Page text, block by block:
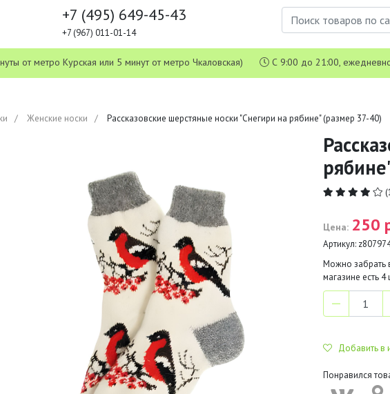
+7 (495) 649-45-43
+7 (967) 011-01-14
от метро Курская или 5 минут от метро Чкаловская) С 9:00 до 21:00,
Женские носки Рассказовские шерстяные носки "Снегири на рябине" (размер 37-40)
Цена: 250
Артикул:
Можно забрать
магазине есть 4
Добавить в
Понравился